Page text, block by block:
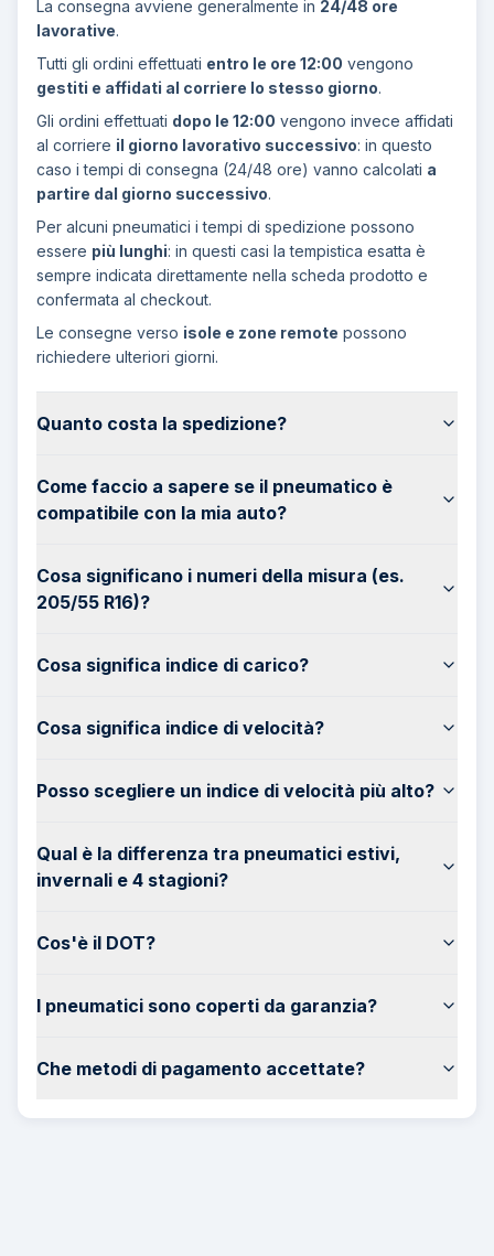
La consegna avviene generalmente in 24/48 ore
lavorative.
Tutti gli ordini effettuati entro le ore 12:00 vengono
gestiti e affidati al corriere lo stesso giorno.
Gli ordini effettuati dopo le 12:00 vengono invece affidati
al corriere il giorno lavorativo successivo: in questo
caso i tempi di consegna (24/48 ore) vanno calcolati a
partire dal giorno successivo.
Per alcuni pneumatici i tempi di spedizione possono
essere più lunghi: in questi casi la tempistica esatta è
sempre indicata direttamente nella scheda prodotto e
confermata al checkout.
Le consegne verso isole e zone remote possono
richiedere ulteriori giorni.
Quanto costa la spedizione?
Come faccio a sapere se il pneumatico è
compatibile con la mia auto?
Cosa significano i numeri della misura (es.
205/55 R16)?
Cosa significa indice di carico?
Cosa significa indice di velocità?
Posso scegliere un indice di velocità più alto?
Qual è la differenza tra pneumatici estivi,
invernali e 4 stagioni?
Cos'è il DOT?
I pneumatici sono coperti da garanzia?
Che metodi di pagamento accettate?